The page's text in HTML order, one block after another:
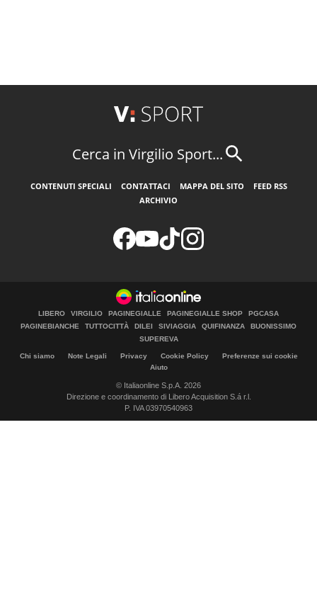
Cerca in Virgilio Sport...
CONTENUTI SPECIALI CONTATTACI MAPPA DEL SITO
FEED RSS
ARCHIVIO
LIBERO VIRGILIO PAGINEGIALLE PAGINEGIALLE SHOP
PGCASA
PAGINEBIANCHE
TUTTOCITTÀ DILEI SIVIAGGIA QUIFINANZA
BUONISSIMO
SUPEREVA
Chi siamo Note Legali Privacy Cookie Policy
Preferenze sui cookie
Aiuto
© Italiaonline S.p.A. 2026
Direzione e coordinamento di Libero Acquisition S.á r.l.
P. IVA 03970540963